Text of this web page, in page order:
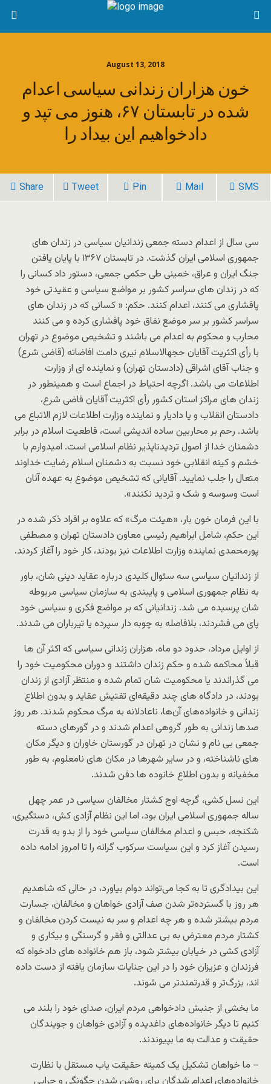
August 13, 2018
خون هزاران زندانی سیاسی اعدام
شده در تابستان ۶۷، هنوز می تپد و
دادخواهیم این بیداد را
Share Tweet Pin Mail SMS
سی سال از اعدام دسته جمعی زندانیان سیاسی در زندان های
جمهوری اسلامی ایران گذشت. در تابستان ۱۳۶۷ با پایان یافتن
جنگ ایران و عراق، خمینی طی حکمی جمعی، دستور داد کسانی را
که در زندان های سراسر کشور بر مواضع سیاسی و عقیدتی خود
پافشاری می کنند، اعدام کنند. حکم: « کسانی که در زندان های
سراسر کشور بر سر موضع نفاق خود پافشاری کرده و می کنند
محارب و محکوم به اعدام می باشند و تشخیص موضوع در تهران
با رأی اکثریت آقایان حجهالاسلام نیری دامت افاضاته (قاضی شرع)
و جناب آقای اشراقی (دادستان تهران) و نماینده ای از وزارت
اطلاعات می باشد. اگرچه احتیاط در اجماع است و همینطور در
زندان های مراکز استان کشور رأی اکثریت آقایان قاضی شرع،
دادستان انقلاب و یا دادیار و نماینده وزارت اطلاعات لازم الاتباع می
باشد. رحم بر محاربین ساده اندیشی است، قاطعیت اسلام در برابر
دشمنان خدا از اصول تردیدناپذیر نظام اسلامی است. امیدوارم با
خشم و کینه انقلابی خود نسبت به دشمنان اسلام رضایت خداوند
متعال را جلب نمایید. آقایانی که تشخیص موضوع به عهده آنان
است وسوسه و شک و تردید نکنند».
با این فرمان خون بار، «هیئت مرگ» که علاوه بر افراد ذکر شده در
این حکم، شامل ابراهیم رئیسی معاون دادستان تهران و مصطفی
پورمحمدی نماینده وزارت اطلاعات نیز بودند، کار خود را آغاز کردند.
از زندانیان سیاسی سه سئوال کلیدی درباره عقاید دینی شان، باور
به نظام جمهوری اسلامی و پایبندی به سازمان سیاسی مربوطه
شان پرسیده می شد. زندانیانی که بر مواضع فکری و سیاسی خود
پای می فشردند، بلافاصله به چوبه دار سپرده یا تیرباران می شدند.
از اوایل مرداد، حدود دو ماه، هزاران زندانی سیاسی که اکثر آن ها
قبلاً محاکمه شده و حکم زندان داشتند و دوران محکومیت خود را
می گذراندند یا محکومیت شان تمام شده و منتظر آزادی از زندان
بودند، در دادگاه های چند دقیقه‌ای تفتیش عقاید و بدون اطلاع
زندانی و خانواده‌های آن‌ها، ناعادلانه به مرگ محکوم شدند. هر روز
صدها زندانی به طور گروهی اعدام شدند و در گورهای دسته
جمعی بی نام و نشان در تهران در گورستان خاوران و دیگر مکان
های ناشناخته، و در سایر شهرها در مکان های نامعلوم، به طور
مخفیانه و بدون اطلاع خانوده ها دفن شدند.
این نسل کشی، گرچه اوج کشتار مخالفان سیاسی در عمر چهل
ساله جمهوری اسلامی ایران بود، اما این نظام آزادی کش، دستگیری،
شکنجه، حبس و اعدام مخالفان سیاسی خود را از بدو به قدرت
رسیدن آغاز کرد و این سیاست سرکوب گرانه را تا امروز ادامه داده
است.
این بیدادگری تا به کجا می‌تواند دوام بیاورد، در حالی که شاهدیم
هر روز با گسترده‌تر شدن صف آزادی خواهان و مخالفان، جسارت
مردم بیشتر شده و هر چه اعدام و سر به نیست کردن مخالفان و
کشتار مردم معترض به بی عدالتی و فقر و گرسنگی و بیکاری و
آزادی کشی در خیابان بیشتر شود، باز هم خانواده های دادخواه که
فرزندان و عزیزان خود را در این جنایات سازمان یافته از دست داده
اند، بزرگ‌تر و قدرتمندتر می شوند.
ما بخشی از جنبش دادخواهی مردم ایران، صدای خود را بلند می
کنیم تا دیگر خانواده‌های داغدیده و آزادی خواهان و جویندگان
حقیقت و عدالت به ما بپیوندند.
– ما خواهان تشکیل یک کمیته حقیقت یاب مستقل با نظارت